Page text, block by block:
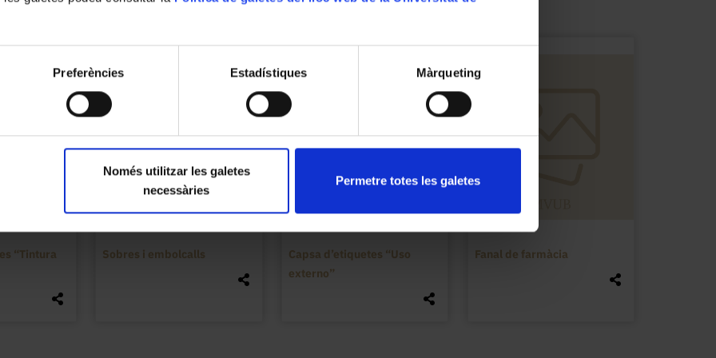
Preferències Estadístiques Màrqueting
Només utilitzar les galetes
necessàries
Permetre totes les galetes
“Tintura
Sobres i embolcalls
Capsa d’etiquetes “Uso
externo”
Fanal de farmàcia